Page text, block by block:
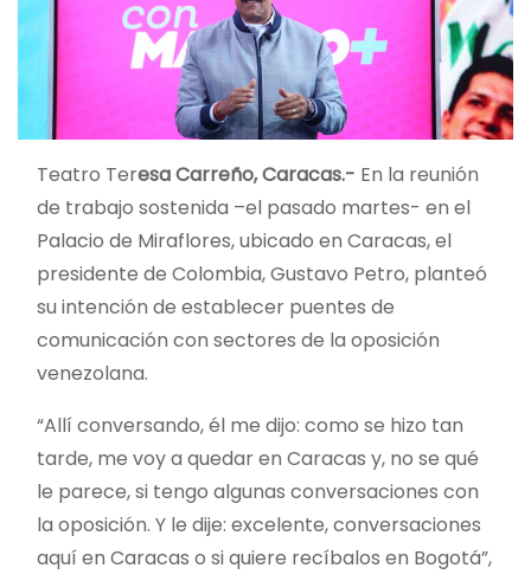
Teatro Teresa Carreño, Caracas.- En la reunión
de trabajo sostenida –el pasado martes- en el
Palacio de Miraflores, ubicado en Caracas, el
presidente de Colombia, Gustavo Petro, planteó
su intención de establecer puentes de
comunicación con sectores de la oposición
venezolana.
“Allí conversando, él me dijo: como se hizo tan
tarde, me voy a quedar en Caracas y, no se qué
le parece, si tengo algunas conversaciones con
la oposición. Y le dije: excelente, conversaciones
aquí en Caracas o si quiere recíbalos en Bogotá”,